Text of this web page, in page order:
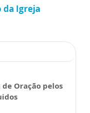
da Igreja
Oração pelos